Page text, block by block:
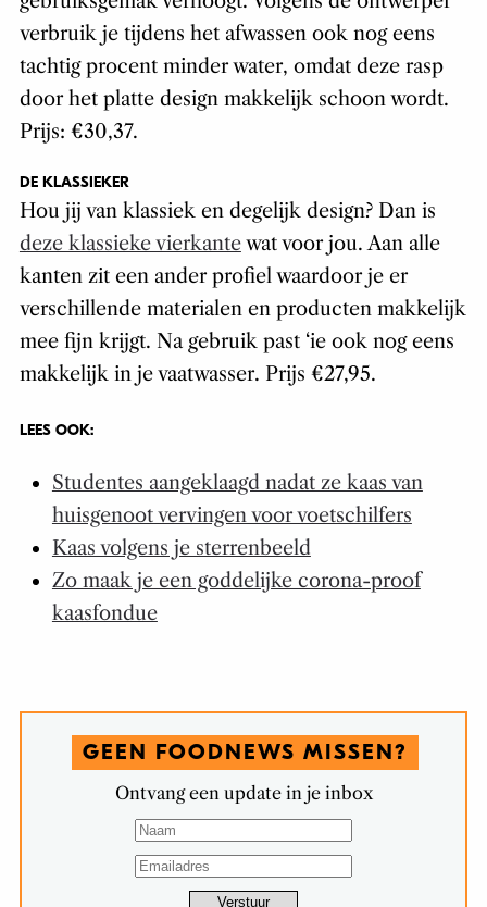
verbruik je tijdens het afwassen ook nog eens
tachtig procent minder water, omdat deze rasp
door het platte design makkelijk schoon wordt.
Prijs: €30,37.
DE KLASSIEKER
Hou jij van klassiek en degelijk design? Dan is
deze klassieke vierkantewat voor jou. Aan alle
kanten zit een ander profiel waardoor je er
verschillende materialen en producten makkelijk
mee fijn krijgt. Na gebruik past ‘ie ook nog eens
makkelijk in je vaatwasser. Prijs €27,95.
LEES OOK:
Studentes aangeklaagd nadat ze kaas van
huisgenoot vervingen voor voetschilfers
Kaas volgens je sterrenbeeld
Zo maak je een goddelijke corona-proof
kaasfondue
GEEN FOODNEWS MISSEN?
Ontvang een update in je inbox